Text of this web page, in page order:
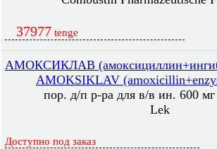
37977 tenge
АМОКСИКЛАВ
AMOKSIKLAV
пор. д/п р-ра для в/в ин. 600
Lek
Доступно под заказ